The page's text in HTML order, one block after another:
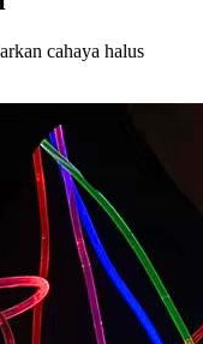
cahaya halus